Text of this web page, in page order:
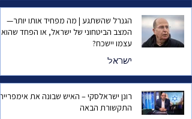
הגנרל שהשתגע | מה מפחיד אותו יותר—
המצב הביטחוני של ישראל, או הפחד שהוא
עצמו יישכח?
ישראל
רונן ישראלסקי – האיש שבונה את
התקשורת הבאה